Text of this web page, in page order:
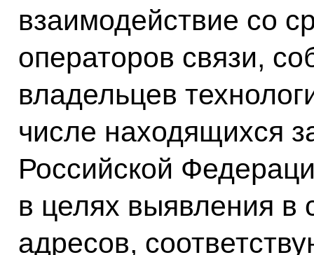
взаимодействие со
операторов связи,
владельцев
числе находящихся
Российской
в целях выявления в
адресов,